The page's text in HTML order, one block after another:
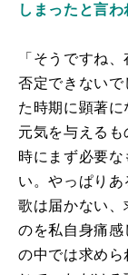
しまったと言わ
「そうですね
否定できない
た時期に顕著
元気を与える
時にまず必要
い。やっぱり
歌は届かない、
のを私自身痛
の中では求め